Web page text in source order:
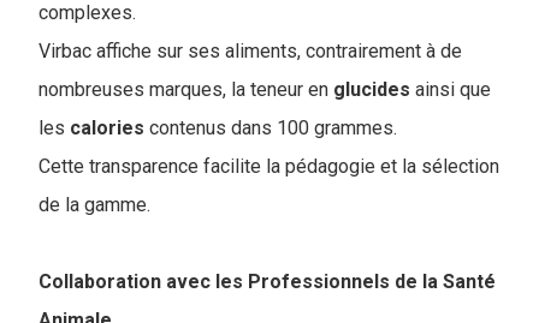
complexes.
Virbac affiche sur ses aliments, contrairement à de
nombreuses marques, la teneur en glucides ainsi que
les calories contenus dans 100 grammes.
Cette transparence facilite la pédagogie et la sélection
de la gamme.
Collaboration avec les Professionnels de la Santé